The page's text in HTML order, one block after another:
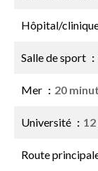
Hôpital/
Salle de sport
Mer 20
Université
Route